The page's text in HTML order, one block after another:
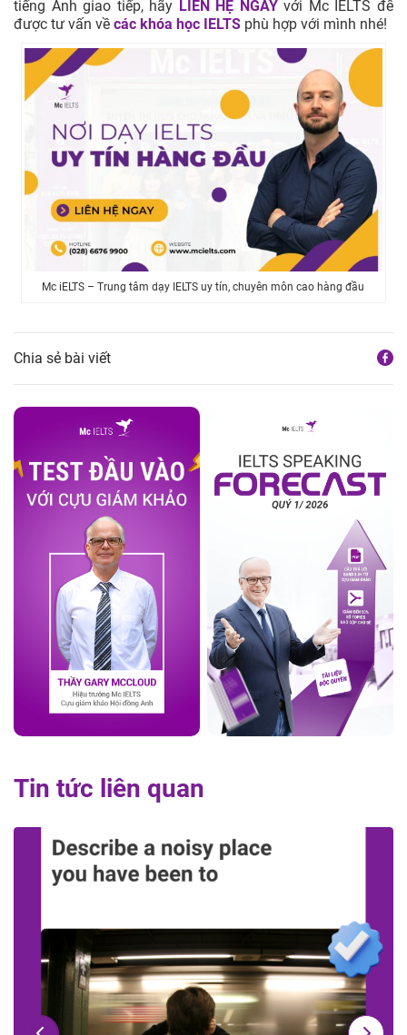
tiếng Anh giao tiếp, hãy LIÊN HỆ NGAYvới Mc IELTS để
được tư vấn về các khóa học IELTS phù hợp với mình nhé!
Mc iELTS – Trung tâm dạy IELTS uy tín, chuyên môn cao hàng đầu
Chia sẻ bài viết
Tin tức liên quan